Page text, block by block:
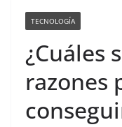
TECNOLOGÍA
¿Cuáles
razones